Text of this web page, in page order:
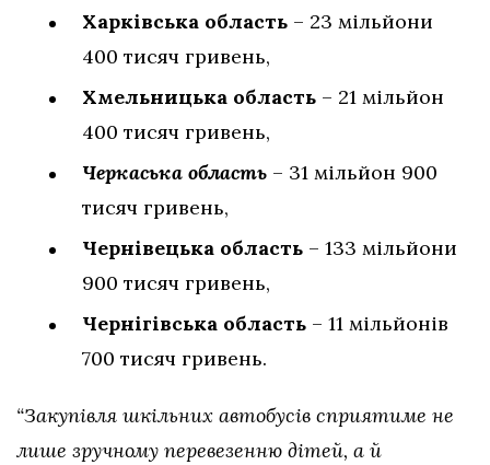
Харківська область – 23 мільйони
400 тисяч гривень,
Хмельницька область – 21 мільйон
400 тисяч гривень,
Черкаська область – 31 мільйон 900
тисяч гривень,
Чернівецька область – 133 мільйони
900 тисяч гривень,
Чернігівська область – 11 мільйонів
700 тисяч гривень.
“Закупівля шкільних автобусів сприятиме не
лише зручному перевезенню дітей, а й